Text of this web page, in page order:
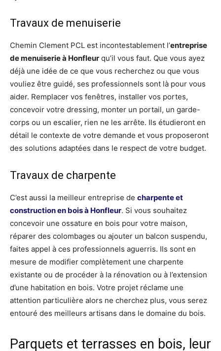
Travaux de menuiserie
Chemin Clement PCL est incontestablement l’entreprise
de menuiserie à Honfleur qu’il vous faut. Que vous ayez
déjà une idée de ce que vous recherchez ou que vous
vouliez être guidé, ses professionnels sont là pour vous
aider. Remplacer vos fenêtres, installer vos portes,
concevoir votre dressing, monter un portail, un garde-
corps ou un escalier, rien ne les arrête. Ils étudieront en
détail le contexte de votre demande et vous proposeront
des solutions adaptées dans le respect de votre budget.
Travaux de charpente
C’est aussi la meilleur entreprise de charpente et
construction en bois à Honfleur. Si vous souhaitez
concevoir une ossature en bois pour votre maison,
réparer des colombages ou ajouter un balcon suspendu,
faites appel à ces professionnels aguerris. Ils sont en
mesure de modifier complètement une charpente
existante ou de procéder à la rénovation ou à l’extension
d’une habitation en bois. Votre projet réclame une
attention particulière alors ne cherchez plus, vous serez
entouré des meilleurs artisans dans le domaine du bois.
Parquets et terrasses en bois, leur